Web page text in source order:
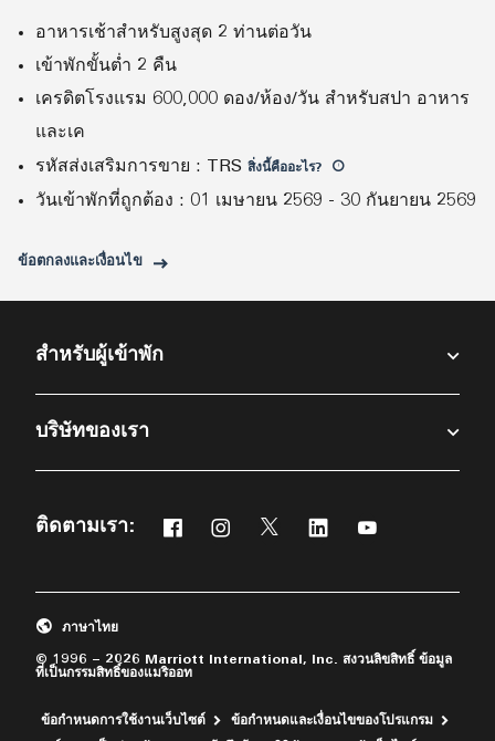
อาหารเช้าสำหรับสูงสุด 2 ท่านต่อวัน
เข้าพักขั้นต่ำ 2 คืน
เครดิตโรงแรม 600,000 ดอง/ห้อง/วัน สำหรับสปา อาหาร
และเค
รหัสส่งเสริมการขาย : TRS สิ่งนี้คืออะไร?
วันเข้าพักที่ถูกต้อง : 01 เมษายน 2569 - 30 กันยายน 2569
ข้อตกลงและเงื่อนไข
สำหรับผู้เข้าพัก​
บริษัทของเรา
ติดตามเรา:
Facebook
เปิดในหน้าต่างใหม่
Instagram
เปิดในหน้าต่างใหม่
Twitter
เปิดในหน้าต่างใหม่
Linkedin
เปิดในหน้าต่างใหม่
© 1996 – 2026 Marriott International, Inc. สงวนลิขสิทธิ์ ข้อมูล
ที่เป็นกรรมสิทธิ์ของแมริออท
ภาษาไทย
ข้อกำหนดการใช้งานเว็บไซต์ ข้อกำหนดและเงื่อนไขของโปรแกรม